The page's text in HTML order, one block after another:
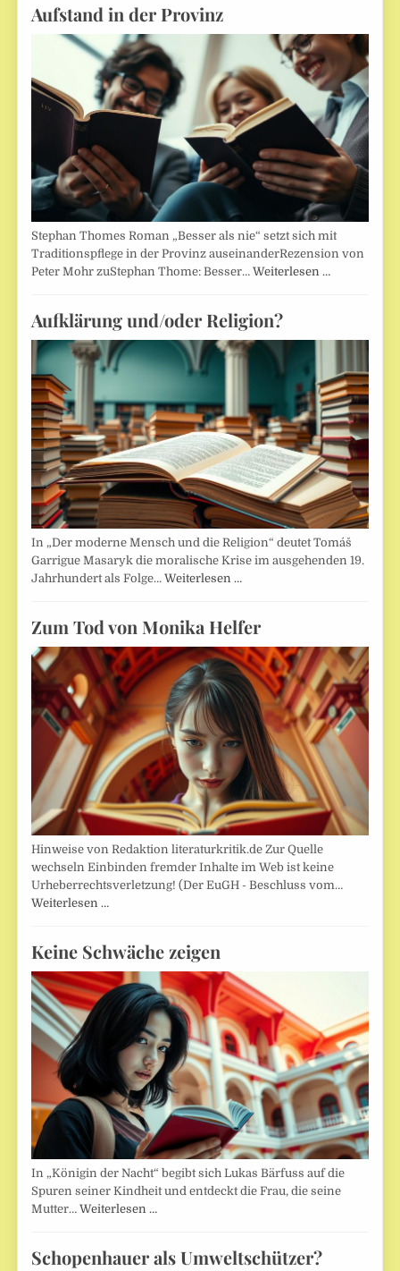
Aufstand in der Provinz
Stephan Thomes Roman „Besser als nie“ setzt sich mit
Traditionspflege in der Provinz auseinanderRezension von
Peter Mohr zuStephan Thome: Besser…Weiterlesen …
Aufklärung und/oder Religion?
In „Der moderne Mensch und die Religion“ deutet Tomáš
Garrigue Masaryk die moralische Krise im ausgehenden 19.
Jahrhundert als Folge…Weiterlesen …
Zum Tod von Monika Helfer
Hinweise von Redaktion literaturkritik.de Zur Quelle
wechseln Einbinden fremder Inhalte im Web ist keine
Urheberrechtsverletzung! (Der EuGH - Beschluss vom…
Weiterlesen …
Keine Schwäche zeigen
In „Königin der Nacht“ begibt sich Lukas Bärfuss auf die
Spuren seiner Kindheit und entdeckt die Frau, die seine
Mutter…Weiterlesen …
Schopenhauer als Umweltschützer?